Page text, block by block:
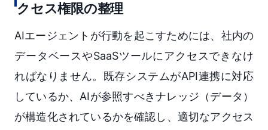
クセス権限の整理
AIエージェントが行動を起こすためには、社内の
データベースやSaaSツールにアクセスできなけ
ればなりません。既存システムがAPI連携に対応
しているか、AIが参照すべきナレッジ（データ）
が構造化されているかを確認し、適切なアクセス